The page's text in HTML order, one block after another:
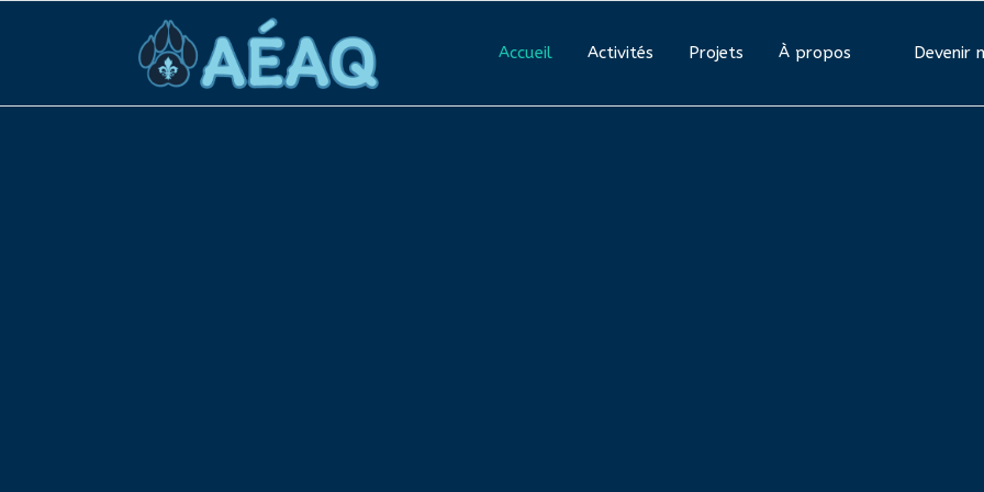
Accueil Activités Projets À propos Devenir